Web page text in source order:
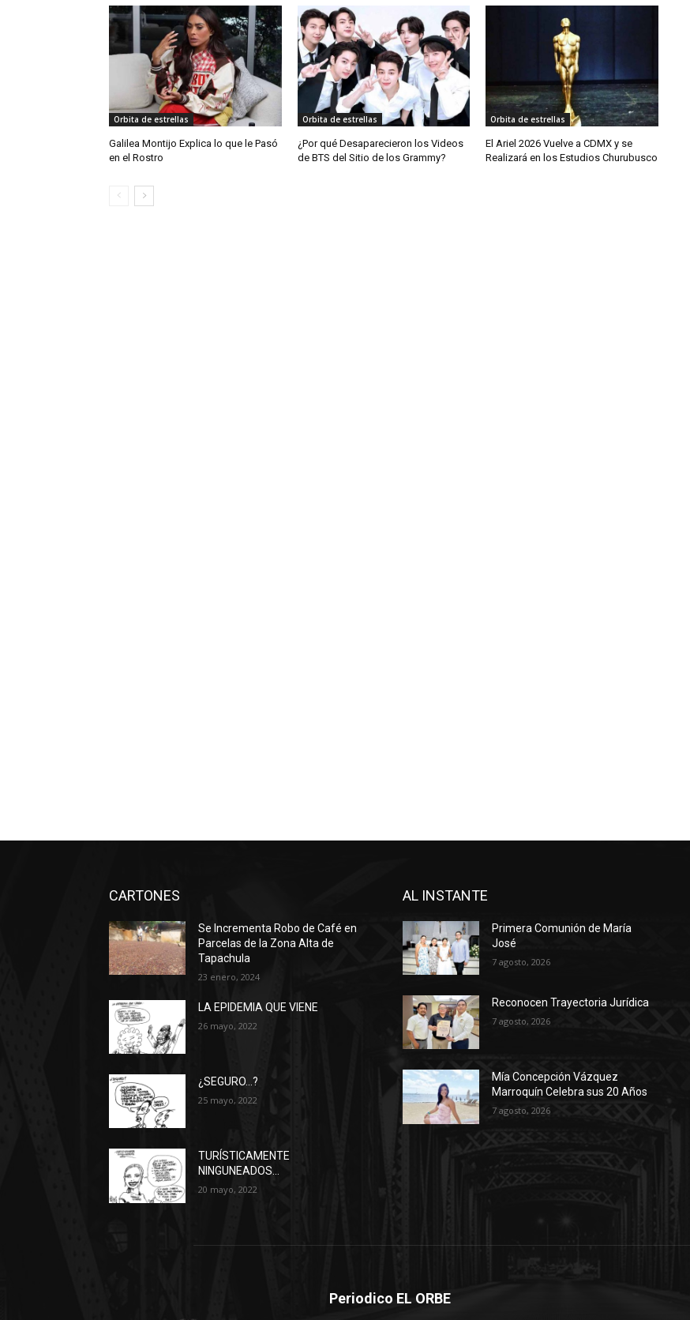
Orbita de estrellas
Galilea Montijo Explica lo que le Pasó
en el Rostro
Orbita de estrellas
¿Por qué Desaparecieron los Videos
de BTS del Sitio de los Grammy?
Orbita de estrellas
El Ariel 2026 Vuelve a CDMX y se
Realizará en los Estudios Churubusco
CARTONES
Se Incrementa Robo de Café en
Parcelas de la Zona Alta de
Tapachula
23 enero, 2024
LA EPIDEMIA QUE VIENE
26 mayo, 2022
¿SEGURO…?
25 mayo, 2022
TURÍSTICAMENTE
NINGUNEADOS…
20 mayo, 2022
AL INSTANTE
Primera Comunión de María
José
7 agosto, 2026
Reconocen Trayectoria Jurídica
7 agosto, 2026
Mía Concepción Vázquez
Marroquín Celebra sus 20 Años
7 agosto, 2026
Periodico EL ORBE